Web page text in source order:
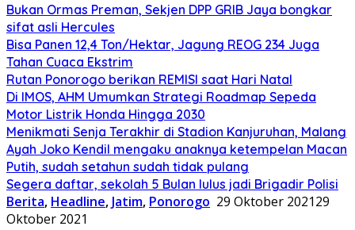
Bukan Ormas Preman, Sekjen DPP GRIB Jaya bongkar
sifat asli Hercules
Bisa Panen 12,4 Ton/Hektar, Jagung REOG 234 Juga
Tahan Cuaca Ekstrim
Rutan Ponorogo berikan REMISI saat Hari Natal
Di IMOS, AHM Umumkan Strategi Roadmap Sepeda
Motor Listrik Honda Hingga 2030
Menikmati Senja Terakhir di Stadion Kanjuruhan, Malang
Ayah Joko Kendil mengaku anaknya ketempelan Macan
Putih, sudah setahun sudah tidak pulang
Segera daftar, sekolah 5 Bulan lulus jadi Brigadir Polisi
Berita, Headline, Jatim, Ponorogo 29 Oktober 202129
Oktober 2021